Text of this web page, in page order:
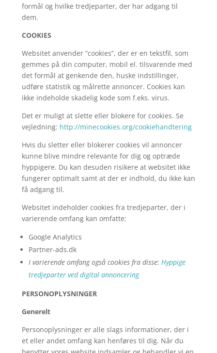
formål og hvilke tredjeparter, der har adgang til
dem.
COOKIES
Websitet anvender ”cookies”, der er en tekstfil, som
gemmes på din computer, mobil el. tilsvarende med
det formål at genkende den, huske indstillinger,
udføre statistik og målrette annoncer. Cookies kan
ikke indeholde skadelig kode som f.eks. virus.
Det er muligt at slette eller blokere for cookies. Se
vejledning: http://minecookies.org/cookiehandtering
Hvis du sletter eller blokerer cookies vil annoncer
kunne blive mindre relevante for dig og optræde
hyppigere. Du kan desuden risikere at websitet ikke
fungerer optimalt samt at der er indhold, du ikke kan
få adgang til.
Websitet indeholder cookies fra tredjeparter, der i
varierende omfang kan omfatte:
Google Analytics
Partner-ads.dk
I varierende omfang også cookies fra disse: Hyppige
tredjeparter ved digital annoncering
PERSONOPLYSNINGER
Generelt
Personoplysninger er alle slags informationer, der i
et eller andet omfang kan henføres til dig. Når du